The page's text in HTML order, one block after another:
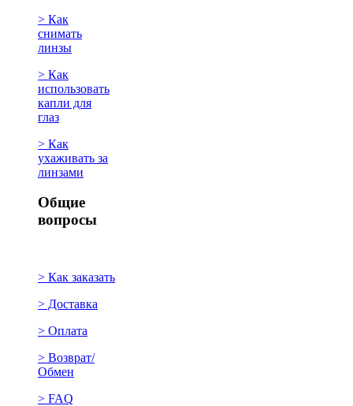
> Как
снимать
линзы
> Как
использовать
капли для
глаз
> Как
ухаживать за
линзами
Общие
вопросы
> Как заказать
> Доставка
> Оплата
> Возврат/
Обмен
> FAQ